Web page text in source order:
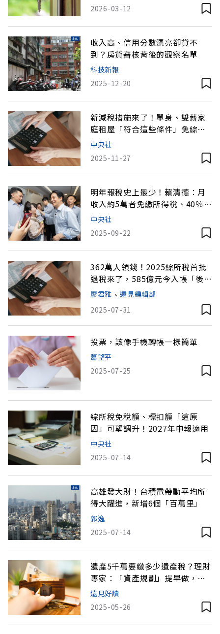
2026-03-12
收入高、信用分數漂亮卻貸不
到？房貸審核背後的觀察名單
科技新報
2025-12-20
新減稅措施來了！單身、雙薪家
庭租屋「符合這些條件」免綜所
稅
中央社
2025-11-27
明年報稅史上最少！賴清德：月
收入約5萬者免繳所得稅、40％人
不用繳
中央社
2025-09-22
362萬人領錢！2025綜所稅首批
退稅來了，585億元今入帳「後續
2波時程曝光」
廖君雅 、遠見編輯部
2025-07-31
投票，該像手機轉帳一樣簡單
葛望平
2025-07-25
綜所稅免稅額、標扣額「這原
因」可望調升！2027年申報適用
中央社
2025-07-14
高雄發大財！台積電帶動平均所
得大躍進，新增6個「百萬里」
郭逸
2025-07-14
遺產5千萬要繳多少遺產稅？理財
專家：「資產規劃」提早做，避
開4大風險
遠見好讀
2025-05-26